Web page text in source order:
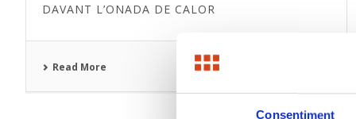
Consentiment
DAVANT L’ONADA DE CALOR
Read More